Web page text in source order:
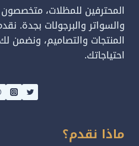
المحترفين للمظلات،
والسواتر والبرجولات بجدة.
المنتجات والتصاميم، ونضمن
احتياجاتك.
ماذا نقدم؟